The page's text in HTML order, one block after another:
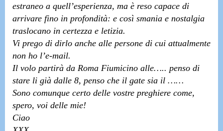
estraneo a quell’esperienza, ma è reso capace di
arrivare fino in profondità: e così smania e nostalgia
traslocano in certezza e letizia.
Vi prego di dirlo anche alle persone di cui attualmente
non ho l’e-mail.
Il volo partirà da Roma Fiumicino alle….. penso di
stare li già dalle 8, penso che il gate sia il ……
Sono comunque certo delle vostre preghiere come,
spero, voi delle mie!
Ciao